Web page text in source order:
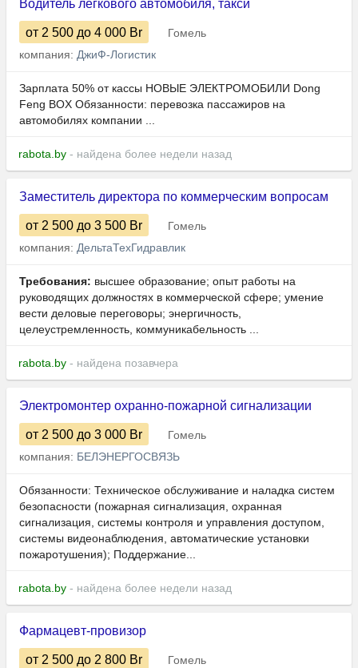
Водитель легкового автомобиля, такси
от 2 500 до 4 000 Br
Гомель
компания: ДжиФ-Логистик
Зарплата 50% от кассы НОВЫЕ ЭЛЕКТРОМОБИЛИ Dong
Feng BOX Обязанности: перевозка пассажиров на
автомобилях компании ...
rabota.by - найдена более недели назад
Заместитель директора по коммерческим вопросам
от 2 500 до 3 500 Br
Гомель
компания: ДельтаТехГидравлик
Требования: высшее образование; опыт работы на
руководящих должностях в коммерческой сфере; умение
вести деловые переговоры; энергичность,
целеустремленность, коммуникабельность ...
rabota.by - найдена позавчера
Электромонтер охранно-пожарной сигнализации
от 2 500 до 3 000 Br
Гомель
компания: БЕЛЭНЕРГОСВЯЗЬ
Обязанности: Техническое обслуживание и наладка систем
безопасности (пожарная сигнализация, охранная
сигнализация, системы контроля и управления доступом,
системы видеонаблюдения, автоматические установки
пожаротушения); Поддержание...
rabota.by - найдена более недели назад
Фармацевт-провизор
от 2 500 до 2 800 Br
Гомель